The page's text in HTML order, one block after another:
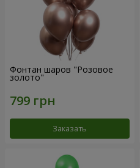
Фонтан шаров "Розовое
золото"
Заказать